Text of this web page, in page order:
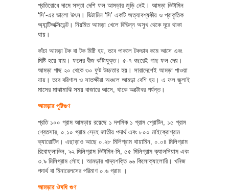
প্রতিরোধে দামে সস্তা দেশি ফল আমড়ার জুড়ি নেই। আমড়া ভিটামিন
‘সি’-এর ভালো উৎস। ভিটামিন ‘সি’ একটি অত্যাবশ্যকীয় ও প্রাকৃতিক
অ্যান্টিঅক্সিডেন্ট। নিয়মিত আমড়া খেলে বিভিন্ন অসুখ থেকে দূরে থাকা
যায়।
কাঁচা আমড়া টক বা টক মিষ্টি হয়, তবে পাকলে টকভাব কমে আসে এবং
মিষ্টি হয়ে যায়। ফলের বীজ কাঁটাযুক্ত। ৫-৭ বছরেই গাছ ফল দেয়।
আমড়া গাছ ২০ থেকে ৩০ ফুট উচ্চতার হয়। সারাদেশেই আমড়া পাওয়া
যায়। তবে বরিশাল ও সাতক্ষীরা অঞ্চলে আমড়া বেশি হয়। এ ফল জুলাই
মাসের মাঝামাঝি সময় বাজারে আসে, থাকে অক্টোবর পর্যন্ত।
আমড়ার পুষ্টিগুণ
প্রতি ১০০ গ্রাম আমড়ায় রয়েছে ১ দশমিক ১ গ্রাম প্রোটিন, ১৫ গ্রাম
শ্বেতসার, ০.১০ গ্রাম স্নেহ জাতীয় পদার্থ এবং ৮০০ মাইক্রোগ্রাম
ক্যারোটিন। এছাড়াও আছে ০.২৮ মিলিগ্রাম থায়ামিন, ০.০৪ মিলিগ্রাম
রিবোফ্লাভিন, ৯২ মিলিগ্রাম ভিটামিন-সি, ৫৫ মিলিগ্রাম ক্যালসিয়াম এবং
৩.৯ মিলিগ্রাম লৌহ। আমড়ার খাদ্যশক্তি ৬৬ কিলোক্যালোরি। খনিজ
পদার্থ বা মিনারেলসের পরিমাণ ০.৬ গ্রাম ।
আমড়ার ঔষধি গুণ